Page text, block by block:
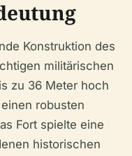
Konstruktion des
militärischen
zu 36 Meter hoch
robusten
Fort spielte eine
historischen